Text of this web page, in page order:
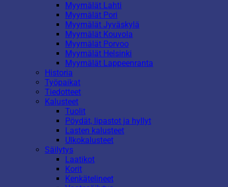
Myymälät Lahti
Myymälät Pori
Myymälät Jyväskylä
Myymälät Kouvola
Myymälät Porvoo
Myymälät Helsinki
Myymälät Lappeenranta
Historia
Työpaikat
Tiedotteet
Kalusteet
Tuolit
Pöydät, lipastot ja hyllyt
Lasten kalusteet
Ulkokalusteet
Säilytys
Laatikot
Korit
Kenkätelineet